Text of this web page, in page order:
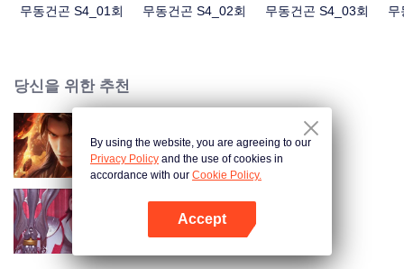
무동건곤 S4_01회 무동건곤 S4_02회 무동건곤 S4_03회 무
당신을 위한 추천
무동건곤 S5
무동건곤 S2
By using the website, you are agreeing to our
Privacy Policy and the use of cookies in
accordance with our Cookie Policy.
Accept